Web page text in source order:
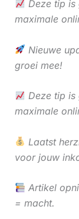
Deze tip
maximale
Nieuwe
groei mee!
Deze tip
maximale
Laatst
voor jouw
Artikel
= macht.